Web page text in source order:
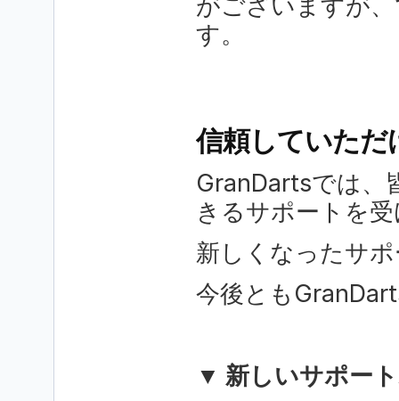
す。
信頼していただ
GranDartsでは、
きるサポートを
新しくなったサ
今後とも
▼ 新しいサポー